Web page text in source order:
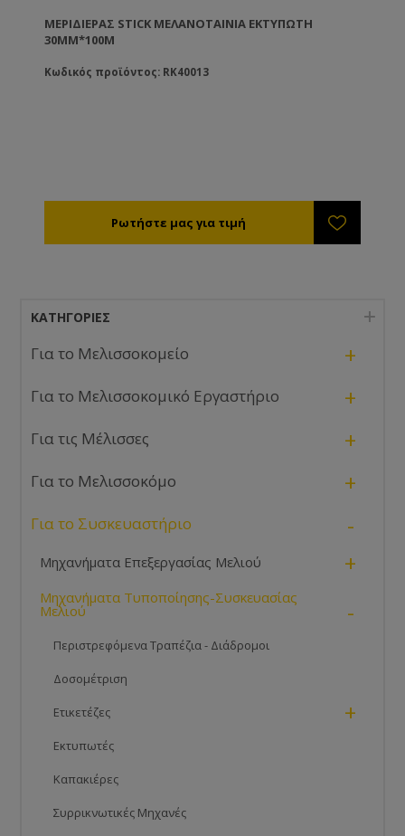
ΜΕΡΙΔΙΈΡΑΣ STICK ΜΕΛΑΝΟΤΑΙΝΊΑ ΕΚΤΥΠΩΤΉ
30MM*100M
Κωδικός προϊόντος: RK40013
ΚΑΤΗΓΟΡΊΕΣ
Για το Μελισσοκομείο +
Για το Μελισσοκομικό Εργαστήριο +
Για τις Μέλισσες +
Για το Μελισσοκόμο +
Για το Συσκευαστήριο -
Μηχανήματα Επεξεργασίας Μελιού +
Μηχανήματα Τυποποίησης-Συσκευασίας
Μελιού -
Περιστρεφόμενα Τραπέζια - Διάδρομοι
Δοσομέτριση
Ετικετέζες +
Εκτυπωτές
Καπακιέρες
Συρρικνωτικές Μηχανές